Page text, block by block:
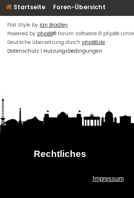
Startseite Foren-Übersicht
Flat Style by Ian Bradley
Powered by phpBB® Forum Software © phpBB
Deutsche Übersetzung durch phpBB.de
Datenschutz | Nutzungsbedingungen
Rechtliches
Impressum